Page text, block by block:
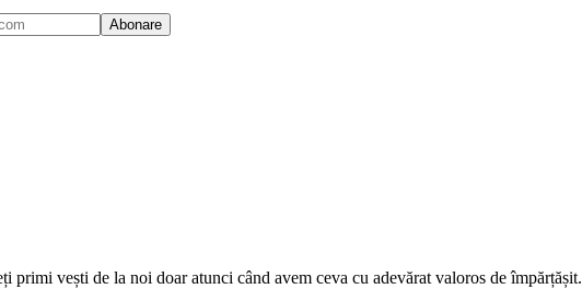
Abonare
primi vești de la noi doar atunci când avem ceva cu adevărat valoros de împărțășit.